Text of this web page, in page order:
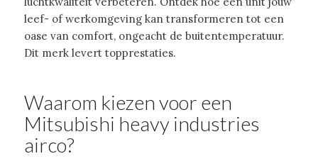
leef- of werkomgeving kan transformeren tot een
oase van comfort, ongeacht de buitentemperatuur.
Dit merk levert topprestaties.
Waarom kiezen voor een
Mitsubishi heavy industries
airco?